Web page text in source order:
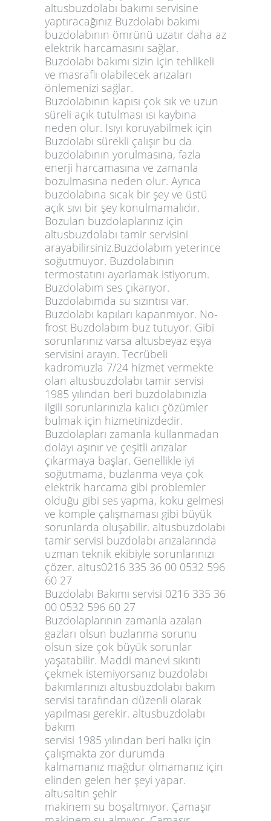
altusbuzdolabı bakımı servisine
yaptıracağınız Buzdolabı bakımı
buzdolabının ömrünü uzatır daha az
elektrik harcamasını sağlar.
Buzdolabı bakımı sizin için tehlikeli
ve masraflı olabilecek arızaları
önlemenizi sağlar.
Buzdolabının kapısı çok sık ve uzun
süreli açık tutulması ısı kaybına
neden olur. Isıyı koruyabilmek için
Buzdolabı sürekli çalışır bu da
buzdolabının yorulmasına, fazla
enerji harcamasına ve zamanla
bozulmasına neden olur. Ayrıca
buzdolabına sıcak bir şey ve üstü
açık sıvı bir şey konulmamalıdır.
Bozulan buzdolaplarınız için
altusbuzdolabı tamir servisini
arayabilirsiniz.Buzdolabım yeterince
soğutmuyor. Buzdolabının
termostatını ayarlamak istiyorum.
Buzdolabım ses çıkarıyor.
Buzdolabımda su sızıntısı var.
Buzdolabı kapıları kapanmıyor. No-
frost Buzdolabım buz tutuyor. Gibi
sorunlarınız varsa altusbeyaz eşya
servisini arayın. Tecrübeli
kadromuzla 7/24 hizmet vermekte
olan altusbuzdolabı tamir servisi
1985 yılından beri buzdolabınızla
ilgili sorunlarınızla kalıcı çözümler
bulmak için hizmetinizdedir.
Buzdolapları zamanla kullanmadan
dolayı aşınır ve çeşitli arızalar
çıkarmaya başlar. Genellikle iyi
soğutmama, buzlanma veya çok
elektrik harcama gibi problemler
olduğu gibi ses yapma, koku gelmesi
ve komple çalışmaması gibi büyük
sorunlarda oluşabilir. altusbuzdolabı
tamir servisi buzdolabı arızalarında
uzman teknik ekibiyle sorunlarınızı
çözer. altus0216 335 36 00 0532 596
60 27
Buzdolabı Bakımı servisi 0216 335 36
00 0532 596 60 27
Buzdolaplarının zamanla azalan
gazları olsun buzlanma sorunu
olsun size çok büyük sorunlar
yaşatabilir. Maddi manevi sıkıntı
çekmek istemiyorsanız buzdolabı
bakımlarınızı altusbuzdolabı bakım
servisi tarafından düzenli olarak
yapılması gerekir. altusbuzdolabı
bakım
servisi 1985 yılından beri halkı için
çalışmakta zor durumda
kalmamanız mağdur olmamanız için
elinden gelen her şeyi yapar.
altusaltın şehir
makinem su boşaltmıyor. Çamaşır